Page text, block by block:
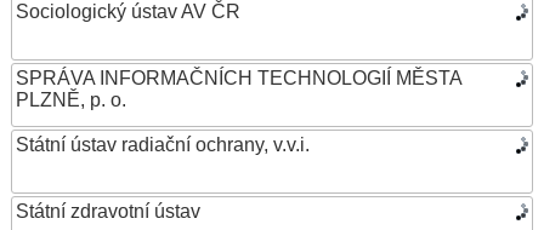
Sociologický ústav AV ČR
SPRÁVA INFORMAČNÍCH TECHNOLOGIÍ MĚSTA
PLZNĚ, p. o.
Státní ústav radiační ochrany, v.v.i.
Státní zdravotní ústav